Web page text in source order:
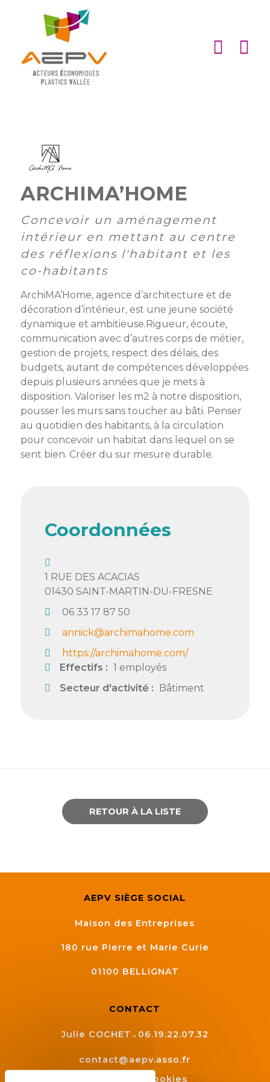
ACCUEIL
ASSOCIATION
Matinales
afterworks
Visites
d’entreprise
AEPV
Club
managers
intermédiaires
AEPV
au
féminin
entreprises
Semaine
de
l’industrie
Congrès
salons
Projets
membre
Liste
des
membres
Actualité
des
membres
Kit
de
l’adhérent
Industrie
PARTENARIATS
institutionnels
partenaires
Offres
privilèges
Proposer
une
offre
privilège
EMPLOI
ACTUALITÉS
DE
L’AEPV
ARCHIMA’HOME
Concevoir un aménagement
intérieur en mettant au centre
des réflexions l'habitant et les
co-habitants
ArchiMA’Home, agence d’architecture et de
décoration d’intérieur, est une jeune société
dynamique et ambitieuse.Rigueur, écoute,
communication avec d’autres corps de métier,
gestion de projets, respect des délais, des
budgets, autant de compétences développées
depuis plusieurs années que je mets à
disposition. Valoriser les m2 à notre disposition,
pousser les murs sans toucher au bâti. Penser
au quotidien des habitants, à la circulation
pour concevoir un habitat dans lequel on se
sent bien. Créer du sur mesure durable.
Coordonnées
1 RUE DES ACACIAS
01430 SAINT-MARTIN-DU-FRESNE
06 33 17 87 50
annick@archimahome.com
https://archimahome.com/
Effectifs : 1 employés
Secteur d'activité :
Bâtiment
RETOUR À LA LISTE
AEPV SIÈGE SOCIAL
Maison des Entreprises
180 rue Pierre et Marie Curie
01100 BELLIGNAT
CONTACT
Julie COCHET 06.19.22.07.32
contact@aepv.asso.fr
Gestion des cookies
Cookies management panel